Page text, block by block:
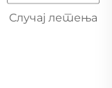
Случај летења